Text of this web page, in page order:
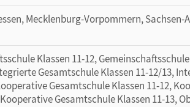
Mecklenburg-Vorpommern, Sachsen-
Klassen 11-12,
Gesamtschule Klassen 11-12/13,
Gesamtschule Klassen 11-12,
Gesamtschule Klassen 11-13,